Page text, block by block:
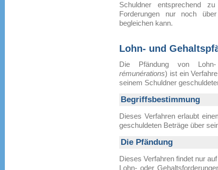
Schuldner entsprechend
Forderungen nur noch
begleichen kann.
Lohn- und
Die Pfändung von
rémunérations) ist ein
seinem Schuldner
Begriffsbestimmung
Dieses Verfahren erlaubt
geschuldeten Beträge über
Die Pfändung
Dieses Verfahren findet nur
Lohn- oder